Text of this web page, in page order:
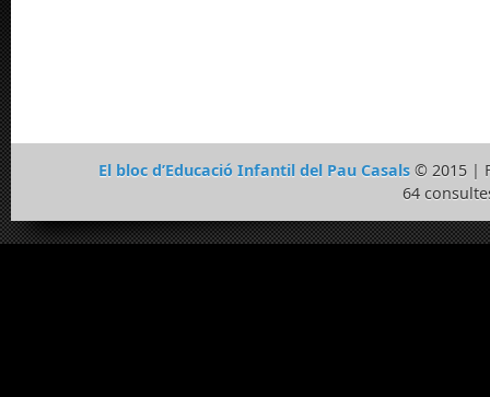
El bloc d’Educació Infantil del Pau Casals© 2015 |
64